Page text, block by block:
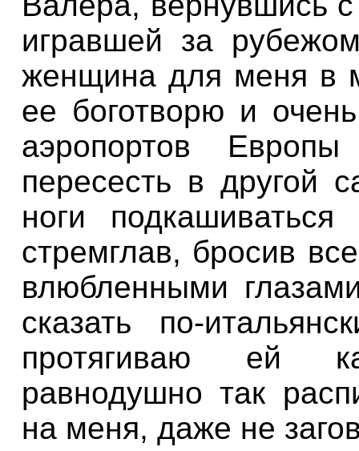
игравшей за
женщина для меня в
ее боготворю и очень
аэропортов
пересесть в другой
ноги подкашиваться
стремглав, бросив все
влюбленными
сказать
по-
протягиваю
ей
равнодушно так
на меня, даже не